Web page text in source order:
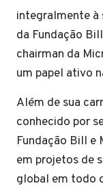
integralmente à
da Fundação
chairman da
um papel ativo
Além de sua
conhecido por
Fundação Bill e
em projetos de
global em todo